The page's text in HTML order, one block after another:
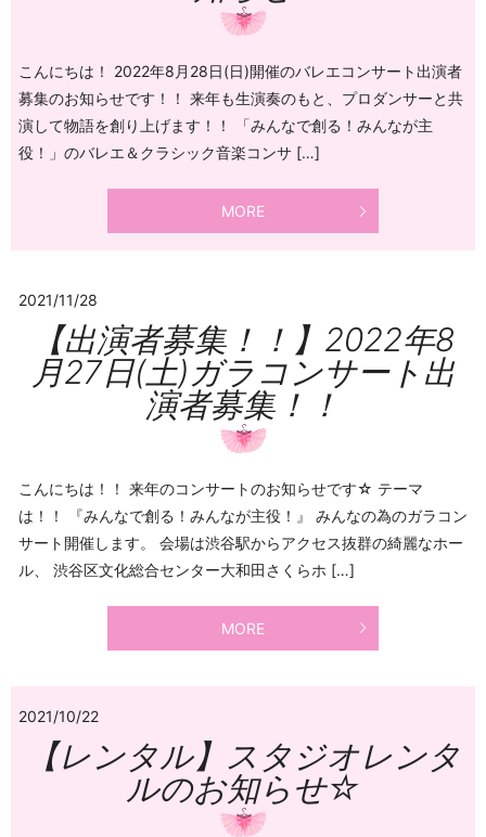
こんにちは！ 2022年8月28日(日)開催のバレエコンサート出演者
募集のお知らせです！！ 来年も生演奏のもと、プロダンサーと共
演して物語を創り上げます！！ 「みんなで創る！みんなが主
役！」のバレエ＆クラシック音楽コンサ […]
MORE
2021/11/28
【出演者募集！！】2022年8
月27日(土)ガラコンサート出
演者募集！！
こんにちは！！ 来年のコンサートのお知らせです☆ テーマ
は！！ 『みんなで創る！みんなが主役！』 みんなの為のガラコン
サート開催します。 会場は渋谷駅からアクセス抜群の綺麗なホー
ル、 渋谷区文化総合センター大和田さくらホ […]
MORE
2021/10/22
【レンタル】スタジオレンタ
ルのお知らせ☆